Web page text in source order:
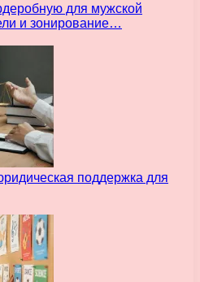
для мужской
и зонирование…
поддержка для